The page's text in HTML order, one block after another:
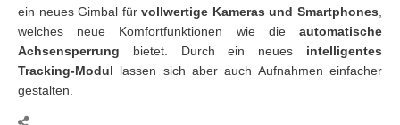
ein neues Gimbal fürvollwertige Kameras und Smartphones
welches neue Komfortfunktionen wie die automatische
Achsensperrung bietet. Durch ein neues intelligentes
Tracking-Modul lassen sich aber auch Aufnahmen einfacher
gestalten.